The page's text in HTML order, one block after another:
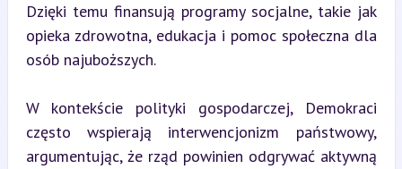
Dzięki temu finansują programy socjalne, takie jak
opieka zdrowotna, edukacja i pomoc społeczna dla
osób najuboższych.
W kontekście polityki gospodarczej, Demokraci
często wspierają interwencjonizm państwowy,
argumentując, że rząd powinien odgrywać aktywną